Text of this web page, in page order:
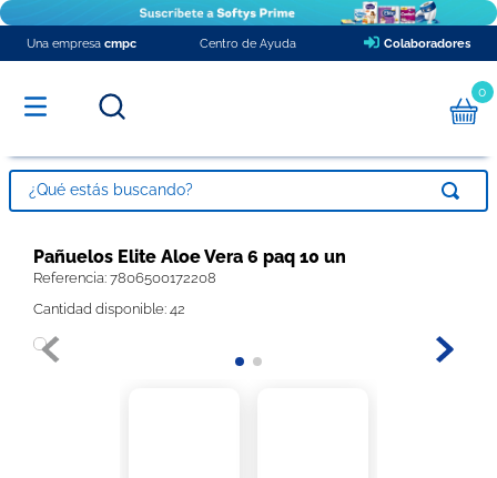
Una empresa cmpc Centro de Ayuda Colaboradores
0
¿Qué estás buscando?
Pañuelos Elite Aloe Vera 6 paq 10 un
Referencia: 7806500172208
Cantidad disponible: 42
TÉRMINOS MÁS BUSCADOS
1.
pañales
2.
papel higienico
3.